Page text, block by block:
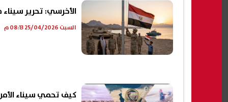
الأخرسي: تحرير
السبت 25/04/2026 08:13 م
كيف تحمي سيناء